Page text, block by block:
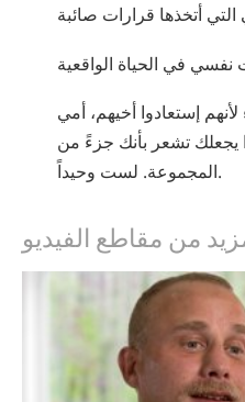
إستعادوا أخيهم، أمي
يجعلك تشعر بأنك جزءً من
المجموعة. لست وحيداً.
من مقاطع الفيديو